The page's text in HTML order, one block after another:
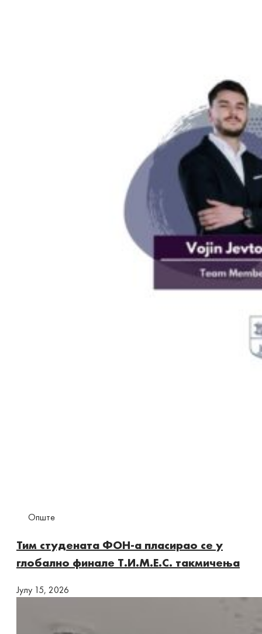
Опште
Тим студената ФОН-а пласирао се у
глобално финале Т.И.М.Е.С. такмичења
Јулy 15, 2026